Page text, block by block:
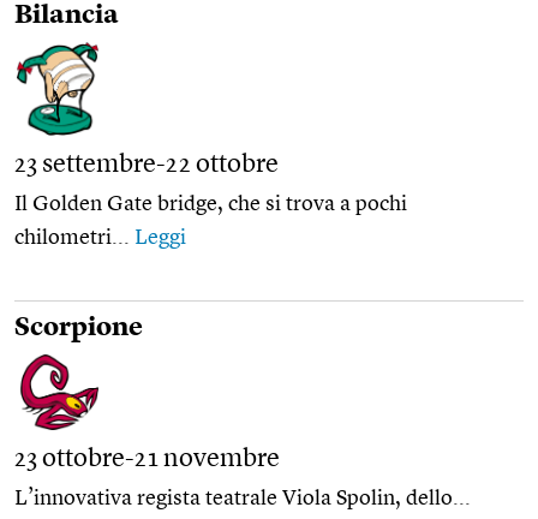
Bilancia
23 settembre-22 ottobre
Il Golden Gate bridge, che si trova a pochi
chilometri... Leggi
Scorpione
23 ottobre-21 novembre
L’innovativa regista teatrale Viola Spolin, dello...